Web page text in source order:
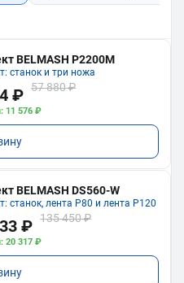
BELMASH P2200M
станок и три ножа
₽ 57 880 ₽
11 576 ₽
BELMASH DS560-W
станок, лента P80 и лента P120
₽ 135 450 ₽
20 317 ₽